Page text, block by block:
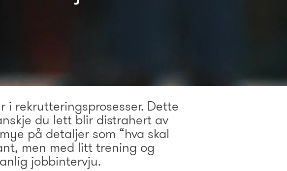
rekrutteringsprosesser. Dette
du lett blir distrahert av
på detaljer som “hva skal
men med litt trening og
jobbintervju.